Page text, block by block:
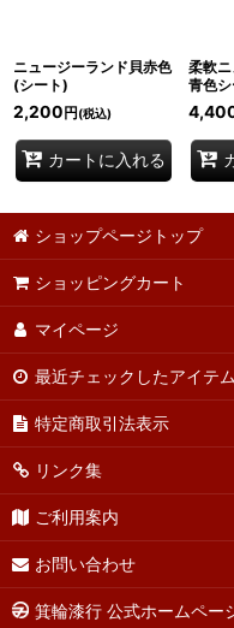
ニュージーランド貝赤色
(シート)
2,200円(税込)
カートに入れる
柔軟
青色
ショップページトップ
ショッピングカート
マイページ
最近チェックしたアイテム
特定商取引法表示
リンク集
ご利用案内
お問い合わせ
箕輪漆行 公式ホームペー